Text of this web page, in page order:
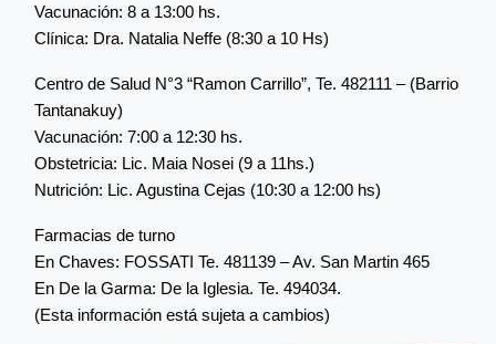
Vacunación: 8 a 13:00 hs.
Clínica: Dra. Natalia Neffe (8:30 a 10 Hs)
Centro de Salud N°3 “Ramon Carrillo”, Te. 482111 – (Barrio
Tantanakuy)
Vacunación: 7:00 a 12:30 hs.
Obstetricia: Lic. Maia Nosei (9 a 11hs.)
Nutrición: Lic. Agustina Cejas (10:30 a 12:00 hs)
Farmacias de turno
En Chaves: FOSSATI Te. 481139 – Av. San Martin 465
En De la Garma: De la Iglesia. Te. 494034.
(Esta información está sujeta a cambios)